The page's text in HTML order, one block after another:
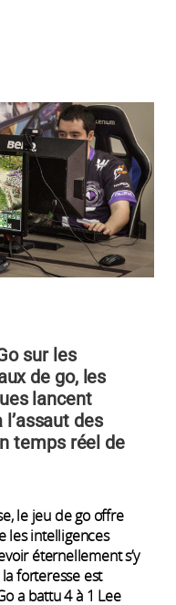
sur les
de go, les
lancent
des
temps réel de
le jeu de go offre
les intelligences
éternellement s’y
forteresse est
a battu 4 à 1 Lee